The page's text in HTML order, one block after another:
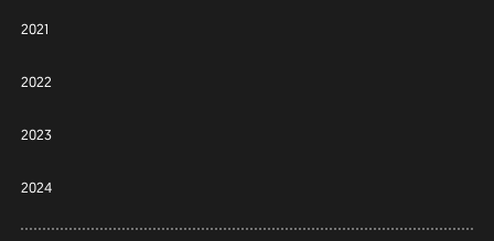
2021
2022
2023
2024